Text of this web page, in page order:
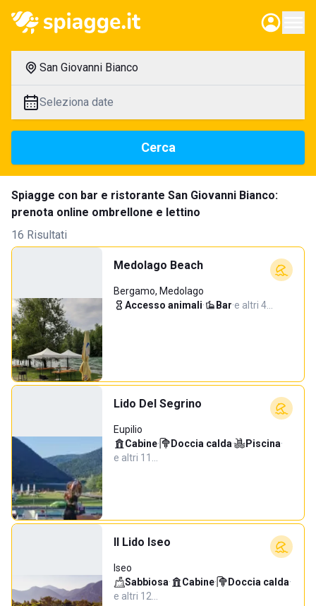
San Giovanni Bianco
Seleziona date
Cerca
Spiagge con bar e ristorante San Giovanni Bianco:
prenota online ombrellone e lettino
16 Risultati
Medolago Beach
Bergamo, Medolago
Accesso animali· Bar·e altri 4…
Lido Del Segrino
Eupilio
Cabine· Doccia calda· Piscina·
e altri 11…
Il Lido Iseo
Iseo
Sabbiosa· Cabine· Doccia calda·
e altri 12…